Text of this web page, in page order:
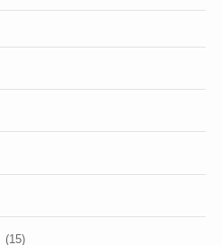
(15)